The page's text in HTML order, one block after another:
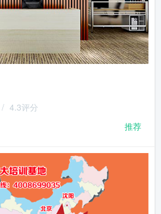
/ 4.3评分
推荐